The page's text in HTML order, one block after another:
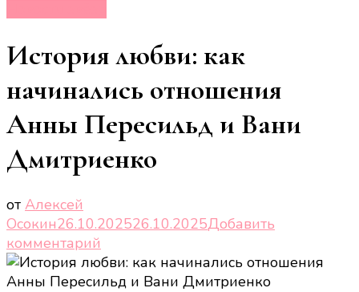
История любви: как
начинались отношения
Анны Пересильд и Вани
Дмитриенко
от Алексей
Осокин26.10.202526.10.2025Добавить
комментарий
записи
История